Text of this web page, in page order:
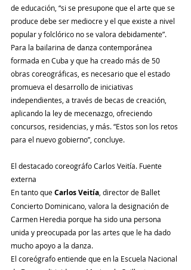
de educación, “si se presupone que el arte que se
produce debe ser mediocre y el que existe a nivel
popular y folclórico no se valora debidamente”.
Para la bailarina de danza contemporánea
formada en Cuba y que ha creado más de 50
obras coreográficas, es necesario que el estado
promueva el desarrollo de iniciativas
independientes, a través de becas de creación,
aplicando la ley de mecenazgo, ofreciendo
concursos, residencias, y más. “Estos son los retos
para el nuevo gobierno”, concluye.
El destacado coreográfo Carlos Veitía. Fuente
externa
En tanto que Carlos Veitía , director de Ballet
Concierto Dominicano, valora la designación de
Carmen Heredia porque ha sido una persona
unida y preocupada por las artes que le ha dado
mucho apoyo a la danza.
El coreógrafo entiende que en la Escuela Nacional